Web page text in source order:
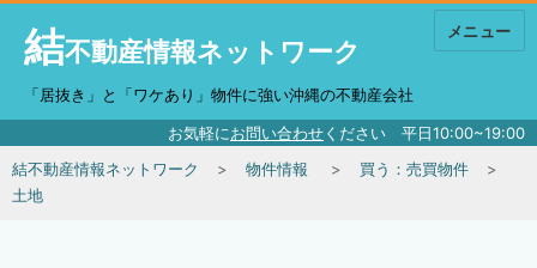
結不動産情報ネットワーク
「居抜き」と「ワケあり」物件に強い沖縄の不動産会社
お気軽にお問い合わせください 平日10:00~19:00
メニュー
結不動産情報ネットワーク 物件情報
買う：売買物件
土地